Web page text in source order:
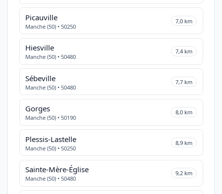
Picauville
Manche (50) • 50250
7,0 km
Hiesville
Manche (50) • 50480
7,4 km
Sébeville
Manche (50) • 50480
7,7 km
Gorges
Manche (50) • 50190
8,0 km
Plessis-Lastelle
Manche (50) • 50250
8,9 km
Sainte-Mère-Église
Manche (50) • 50480
9,2 km